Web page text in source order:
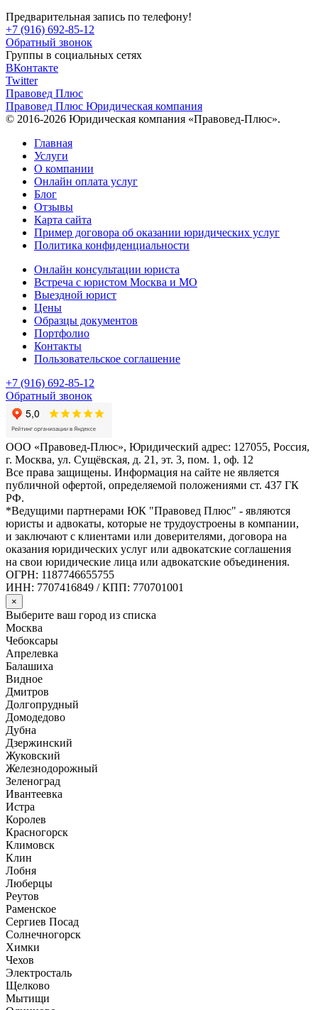
Предварительная запись по телефону!
+7 (916) 692-85-12
Обратный звонок
Группы в социальных сетях
ВКонтакте
Twitter
Правовед Плюс
Правовед Плюс Юридическая компания
© 2016-2026 Юридическая компания «Правовед-Плюс».
Главная
Услуги
О компании
Онлайн оплата услуг
Блог
Отзывы
Карта сайта
Пример договора об оказании юридических услуг
Политика конфиденциальности
Онлайн консультации юриста
Встреча с юристом Москва и МО
Выездной юрист
Цены
Образцы документов
Портфолио
Контакты
Пользовательское соглашение
+7 (916) 692-85-12
Обратный звонок
ООО «Правовед-Плюс», Юридический адрес: 127055, Россия,
г. Москва, ул. Сущёвская, д. 21, эт. 3, пом. 1, оф. 12
Все права защищены. Информация на сайте не является
публичной офертой, определяемой положениями ст. 437 ГК
РФ.
*Ведущими партнерами ЮК "Правовед Плюс" - являются
юристы и адвокаты, которые не трудоустроены в компании,
и заключают с клиентами или доверителями, договора на
оказания юридических услуг или адвокатские соглашения
на свои юридические лица или адвокатские объединения.
ОГРН: 1187746655755
ИНН: 7707416849 / КПП: 770701001
×
Выберите ваш город из списка
Москва
Чебоксары
Апрелевка
Балашиха
Видное
Дмитров
Долгопрудный
Домодедово
Дубна
Дзержинский
Жуковский
Железнодорожный
Зеленоград
Ивантеевка
Истра
Королев
Красногорск
Климовск
Клин
Лобня
Люберцы
Реутов
Раменское
Сергиев Посад
Солнечногорск
Химки
Чехов
Электросталь
Щелково
Мытищи